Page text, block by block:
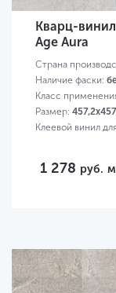
Кварц-
Age Aura
Страна
Наличие фаски:
Класс
Размер:
Клеевой винил
1 278 руб.